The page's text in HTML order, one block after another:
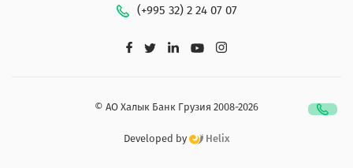
(+995 32) 2 24 07 07
© АО Халык Банк Грузия 2008-2026
Developed by Helix